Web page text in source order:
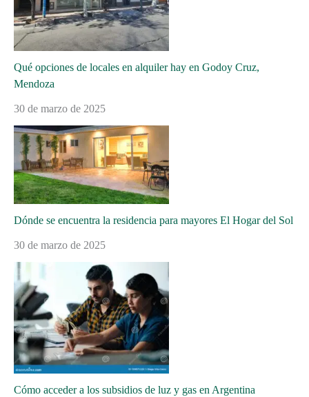
Qué opciones de locales en alquiler hay en Godoy Cruz,
Mendoza
30 de marzo de 2025
Dónde se encuentra la residencia para mayores El Hogar del Sol
30 de marzo de 2025
Cómo acceder a los subsidios de luz y gas en Argentina